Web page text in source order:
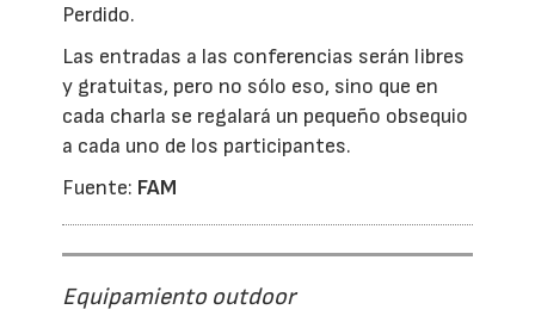
Perdido.
Las entradas a las conferencias serán libres
y gratuitas, pero no sólo eso, sino que en
cada charla se regalará un pequeño obsequio
a cada uno de los participantes.
Fuente: FAM
Equipamiento outdoor